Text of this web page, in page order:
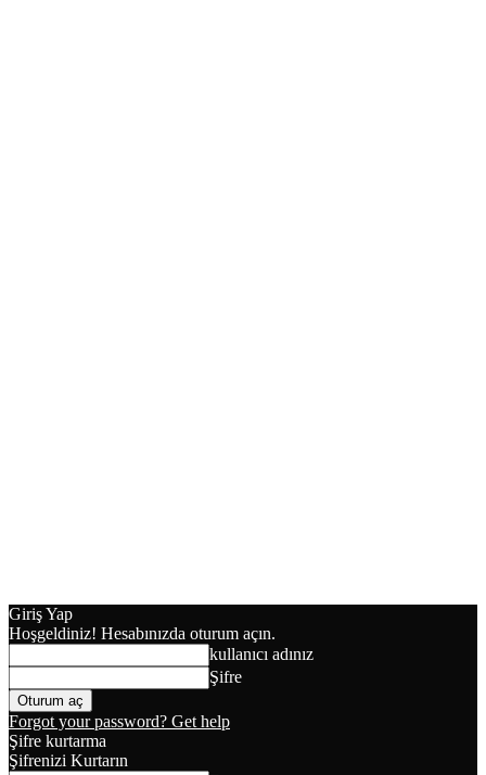
Giriş Yap
Hoşgeldiniz! Hesabınızda oturum açın.
kullanıcı adınız
Şifre
Forgot your password? Get help
Şifre kurtarma
Şifrenizi Kurtarın